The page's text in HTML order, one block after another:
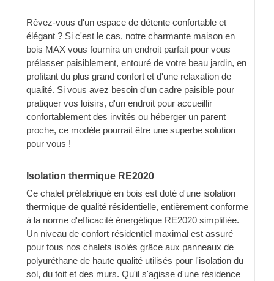
Rêvez-vous d'un espace de détente confortable et
élégant ? Si c'est le cas, notre charmante maison en
bois MAX vous fournira un endroit parfait pour vous
prélasser paisiblement, entouré de votre beau jardin, en
profitant du plus grand confort et d'une relaxation de
qualité. Si vous avez besoin d'un cadre paisible pour
pratiquer vos loisirs, d'un endroit pour accueillir
confortablement des invités ou héberger un parent
proche, ce modèle pourrait être une superbe solution
pour vous !
Isolation thermique RE2020
Ce chalet préfabriqué en bois est doté d'une isolation
thermique de qualité résidentielle, entièrement conforme
à la norme d'efficacité énergétique RE2020 simplifiée.
Un niveau de confort résidentiel maximal est assuré
pour tous nos chalets isolés grâce aux panneaux de
polyuréthane de haute qualité utilisés pour l'isolation du
sol, du toit et des murs. Qu'il s'agisse d'une résidence